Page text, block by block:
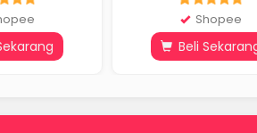
Shopee
Beli Sekarang